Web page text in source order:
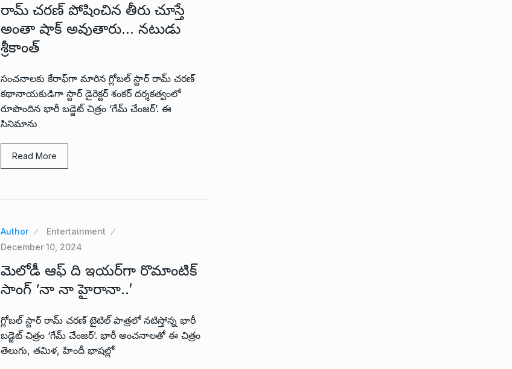
రామ్ చరణ్ పోషించిన తీరు చూస్తే
అంతా షాక్ అవుతారు… నటుడు
శ్రీకాంత్
సంచనాలకు కేరాఫ్‌గా మారిన గ్లోబ‌ల్ స్టార్ రామ్ చ‌ర‌ణ్
క‌థానాయ‌కుడిగా స్టార్ డైరెక్ట‌ర్ శంక‌ర్ ద‌ర్శ‌క‌త్వంలో
రూపొందిన భారీ బ‌డ్జెట్ చిత్రం ‘గేమ్ చేంజర్’. ఈ
సినిమాను
Read More
Author
Entertainment
December 10, 2024
మెలోడీ ఆఫ్ ది ఇయ‌ర్‌గా రొమాంటిక్
సాంగ్‌ ‘నా నా హైరానా..’
గ్లోబ‌ల్ స్టార్ రామ్ చ‌ర‌ణ్ టైటిల్ పాత్ర‌లో న‌టిస్తోన్న భారీ
బ‌డ్జెట్ చిత్రం ‘గేమ్ చేంజర్’. భారీ అంచ‌నాలతో ఈ చిత్రం
తెలుగు, త‌మిళ‌, హిందీ భాష‌ల్లో